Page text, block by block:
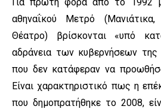
αθηναΐκού Μετρό (Μανιάτικα,
Θέατρο) βρίσκονται «υπό
αδράνεια των κυβερνήσεων της
που δεν κατάφεραν να
Είναι χαρακτηριστικό πως η
που δημοπρατήθηκε το 2008,